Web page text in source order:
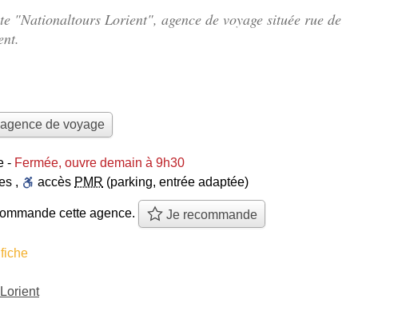
"Nationaltours Lorient", agence de voyage située rue de
de voyage
- Fermée, ouvre demain à 9h30
, accès PMR (parking, entrée adaptée)
cette agence. Je recommande